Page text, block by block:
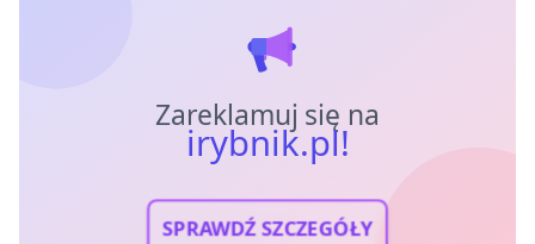
Zareklamuj się na
irybnik.pl!
SPRAWDŹ SZCZEGÓŁY